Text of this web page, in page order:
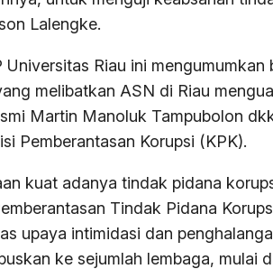
Lalengke.
Riau ini mengumumkan
melibatkan ASN di Riau
Martin Manoluk Tampubolon
Pemberantasan Korupsi (KPK).
kuat adanya tindak pidana
Tindak Pidana
upaya intimidasi dan
ke sejumlah lembaga, mulai